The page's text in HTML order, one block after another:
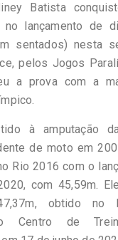
Batista
no lançamento de
sentados) nesta
pelos Jogos
a prova com a
à amputação
de moto em
Rio 2016 com o
com 45,59m.
obtido no
Centro de